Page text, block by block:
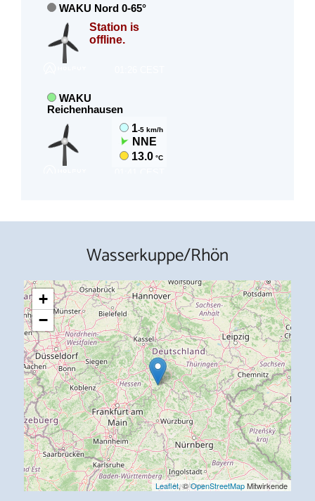
Wasserkuppe/Rhön
+
−
Leaflet, ©OpenStreetMapMitwirkende